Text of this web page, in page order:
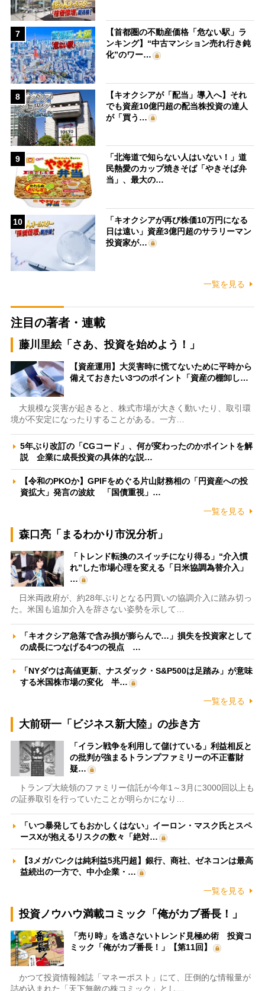
7
【首都圏の不動産価格「危ない駅」ラ
ンキング】“中古マンション売れ行き鈍
化”のワー…
8
【キオクシアが「配当」導入へ】それ
でも資産10億円超の配当株投資の達人
が「買う…
9
「北海道で知らない人はいない！」道
民熱愛のカップ焼きそば「やきそば弁
当」、最大の…
10
「キオクシアが再び株価10万円になる
日は遠い」資産3億円超のサラリーマン
投資家が…
一覧を見る
注目の著者・連載
藤川里絵「さあ、投資を始めよう！」
【資産運用】大災害時に慌てないために平時から
備えておきたい3つのポイント「資産の棚卸し…
大規模な災害が起きると、株式市場が大きく動いたり、取引環
境が不安定になったりすることがある。一方…
5年ぶり改訂の「CGコード」、何が変わったのかポイントを解
説 企業に成長投資の具体的な説…
【令和のPKOか】GPIFをめぐる片山財務相の「円資産への投
資拡大」発言の波紋 「国債重視」…
一覧を見る
森口亮「まるわかり市況分析」
「トレンド転換のスイッチになり得る」“介入慣
れ”した市場心理を変える「日米協調為替介入」
…
日米両政府が、約28年ぶりとなる円買いの協調介入に踏み切っ
た。米国も追加介入を辞さない姿勢を示して…
「キオクシア急落で含み損が膨らんで…」損失を投資家として
の成長につなげる4つの視点 …
「NYダウは高値更新、ナスダック・S&P500は足踏み」が意味
する米国株市場の変化 半…
一覧を見る
大前研一「ビジネス新大陸」の歩き方
「イラン戦争を利用して儲けている」利益相反と
の批判が強まるトランプファミリーの不正蓄財
疑…
トランプ大統領のファミリー信託が今年1～3月に3000回以上も
の証券取引を行っていたことが明らかになり…
「いつ暴発してもおかしくはない」イーロン・マスク氏とスペ
ースXが抱えるリスクの数々「絶対…
【3メガバンクは純利益5兆円超】銀行、商社、ゼネコンは最高
益続出の一方で、中小企業・…
一覧を見る
投資ノウハウ満載コミック「俺がカブ番長！」
「売り時」を逃さないトレンド見極め術 投資コ
ミック「俺がカブ番長！」【第11回】
かつて投資情報雑誌「マネーポスト」にて、圧倒的な情報量が
詰め込まれた「天下無敵の株コミック」とし…